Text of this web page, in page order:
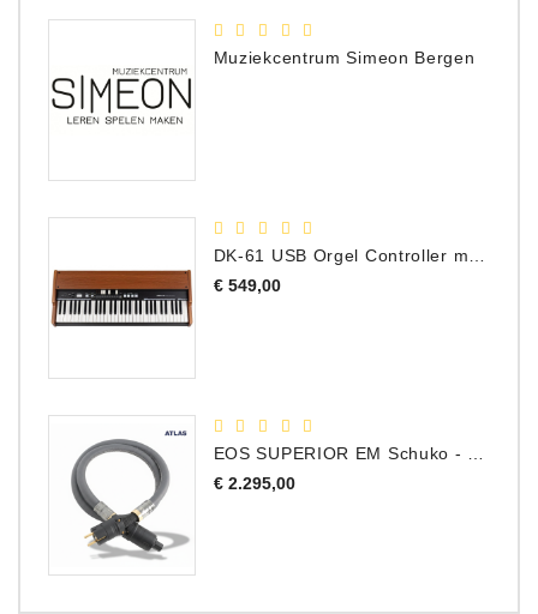
Muziekcentrum Simeon Bergen
€ 549,00Prijs
€ 2.295,00Prijs